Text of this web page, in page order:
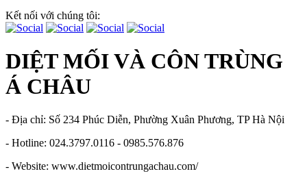
Kết nối với chúng tôi:
DIỆT MỐI VÀ CÔN TRÙNG
Á CHÂU
- Địa chỉ: Số 234 Phúc Diễn, Phường Xuân Phương, TP Hà Nội
- Hotline: 024.3797.0116 - 0985.576.876
- Website: www.dietmoicontrungachau.com/